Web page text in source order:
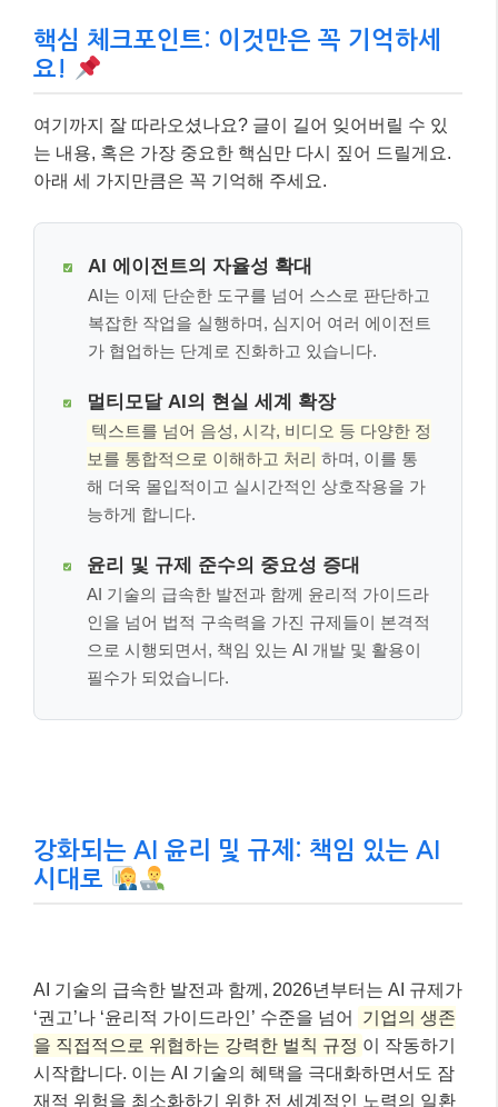
핵심 체크포인트: 이것만은 꼭 기억하세
요!
여기까지 잘 따라오셨나요? 글이 길어 잊어버릴 수 있
는 내용, 혹은 가장 중요한 핵심만 다시 짚어 드릴게요.
아래 세 가지만큼은 꼭 기억해 주세요.
AI 에이전트의 자율성 확대
AI는 이제 단순한 도구를 넘어 스스로 판단하고
복잡한 작업을 실행하며, 심지어 여러 에이전트
가 협업하는 단계로 진화하고 있습니다.
멀티모달 AI의 현실 세계 확장
텍스트를 넘어 음성, 시각, 비디오 등 다양한 정
보를 통합적으로 이해하고 처리 하며, 이를 통
해 더욱 몰입적이고 실시간적인 상호작용을 가
능하게 합니다.
윤리 및 규제 준수의 중요성 증대
AI 기술의 급속한 발전과 함께 윤리적 가이드라
인을 넘어 법적 구속력을 가진 규제들이 본격적
으로 시행되면서, 책임 있는 AI 개발 및 활용이
필수가 되었습니다.
강화되는 AI 윤리 및 규제: 책임 있는 AI
시대로
AI 기술의 급속한 발전과 함께, 2026년부터는 AI 규제가
‘권고’나 ‘윤리적 가이드라인’ 수준을 넘어
기업의 생존
을 직접적으로 위협하는 강력한 벌칙 규정 이 작동하기
시작합니다. 이는 AI 기술의 혜택을 극대화하면서도 잠
재적 위험을 최소화하기 위한 전 세계적인 노력의 일환